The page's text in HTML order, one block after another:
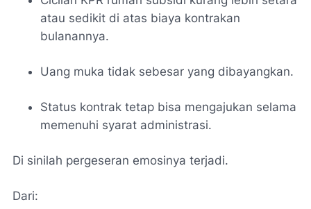
atau sedikit di atas biaya kontrakan
bulanannya.
Uang muka tidak sebesar yang dibayangkan.
Status kontrak tetap bisa mengajukan selama
memenuhi syarat administrasi.
Di sinilah pergeseran emosinya terjadi.
Dari: